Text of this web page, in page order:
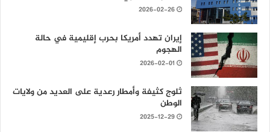
2026-02-26
إيران تهدد أمريكا بحرب إقليمية في حالة
الهجوم
2026-02-01
ثلوج كثيفة وأمطار رعدية على العديد من ولايات
الوطن
2025-12-29